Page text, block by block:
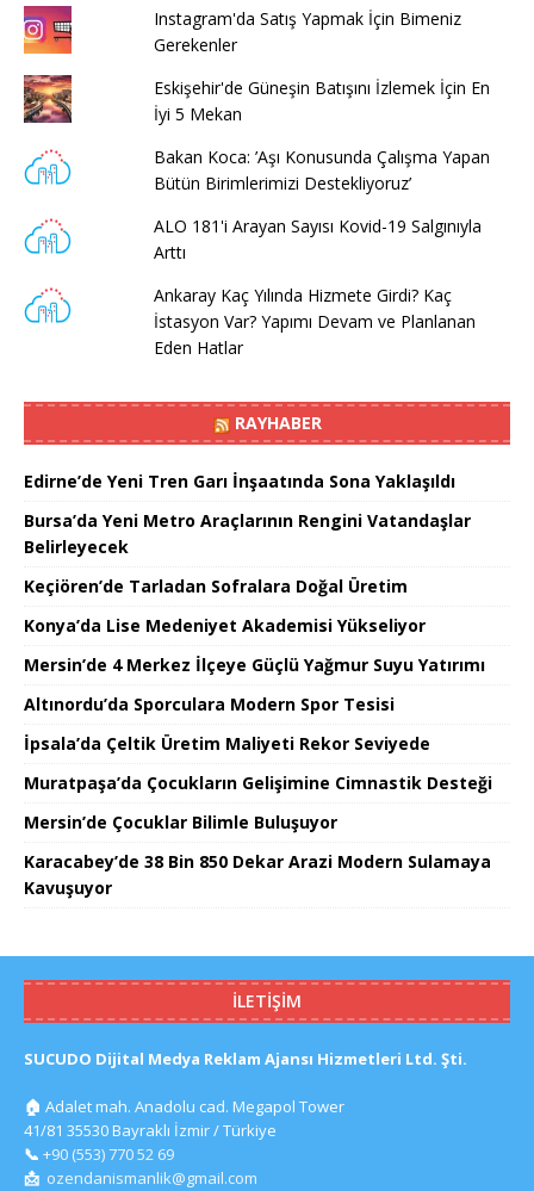
Instagram'da Satış Yapmak İçin Bimeniz
Gerekenler
Eskişehir'de Güneşin Batışını İzlemek İçin En
İyi 5 Mekan
Bakan Koca: ’Aşı Konusunda Çalışma Yapan
Bütün Birimlerimizi Destekliyoruz’
ALO 181'i Arayan Sayısı Kovid-19 Salgınıyla
Arttı
Ankaray Kaç Yılında Hizmete Girdi? Kaç
İstasyon Var? Yapımı Devam ve Planlanan
Eden Hatlar
RAYHABER
Edirne’de Yeni Tren Garı İnşaatında Sona Yaklaşıldı
Bursa’da Yeni Metro Araçlarının Rengini Vatandaşlar
Belirleyecek
Keçiören’de Tarladan Sofralara Doğal Üretim
Konya’da Lise Medeniyet Akademisi Yükseliyor
Mersin’de 4 Merkez İlçeye Güçlü Yağmur Suyu Yatırımı
Altınordu’da Sporculara Modern Spor Tesisi
İpsala’da Çeltik Üretim Maliyeti Rekor Seviyede
Muratpaşa’da Çocukların Gelişimine Cimnastik Desteği
Mersin’de Çocuklar Bilimle Buluşuyor
Karacabey’de 38 Bin 850 Dekar Arazi Modern Sulamaya
Kavuşuyor
İLETIŞIM
SUCUDO Dijital Medya Reklam Ajansı Hizmetleri Ltd. Şti.
🏠 Adalet mah. Anadolu cad. Megapol Tower
41/81 35530 Bayraklı İzmir / Türkiye
📞 +90 (553) 770 52 69
📩 ozendanismanlik@gmail.com